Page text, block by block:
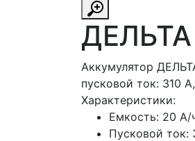
ДЕЛЬТА
Аккумулятор
пусковой ток: 310
Характеристики:
Емкость: 20 А/
Пусковой ток: